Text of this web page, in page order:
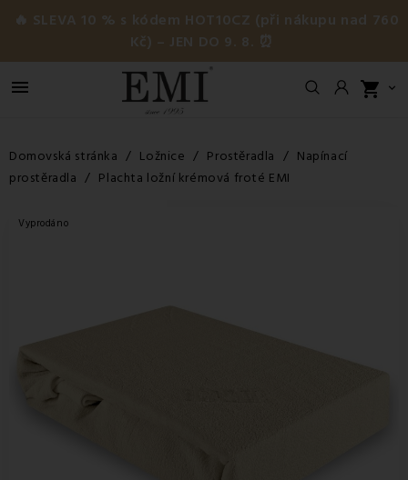
🔥 SLEVA 10 % s kódem HOT10CZ (při nákupu nad 760
Kč) – JEN DO 9. 8. ⏰
 shopping_cart 
Domovská stránka Ložnice Prostěradla
Napínací
prostěradla
Plachta ložní krémová froté EMI
Vyprodáno